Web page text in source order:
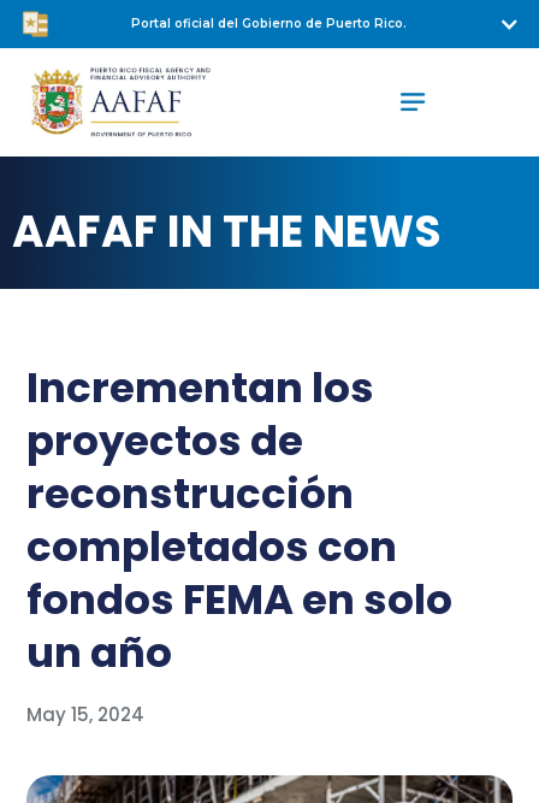
Portal oficial del Gobierno de Puerto Rico.
AAFAF IN THE NEWS
Incrementan los
proyectos de
reconstrucción
completados con
fondos FEMA en solo
un año
May 15, 2024